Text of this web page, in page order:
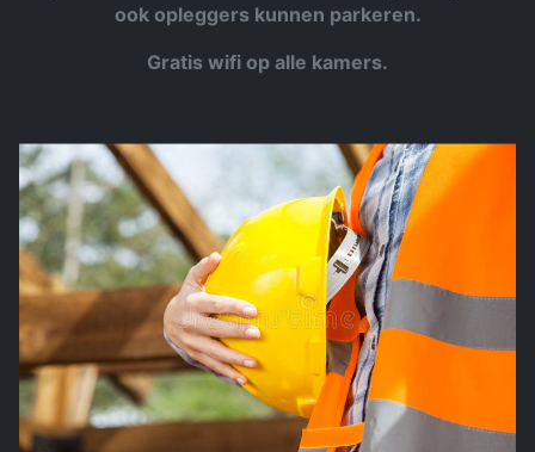
ook opleggers kunnen parkeren.
Gratis wifi op alle kamers.